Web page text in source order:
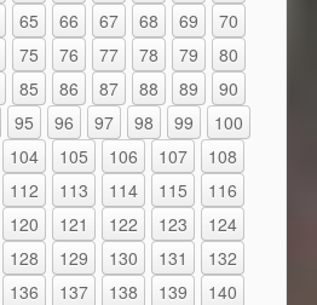
65 66 67 68 69
70
75 76 77 78 79
80
85 86 87 88 89
90
95 96 97 98 99
100
104 105 106 107
108
112 113 114 115
116
120 121 122 123
124
128 129 130 131
132
136 137 138 139
140